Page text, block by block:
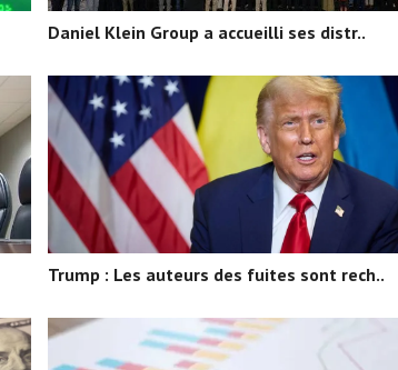
Daniel Klein Group a accueilli ses distr..
Trump : Les auteurs des fuites sont rech..